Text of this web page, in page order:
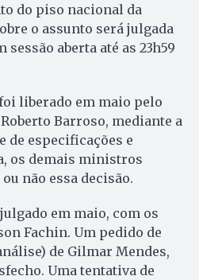
do piso nacional da
o assunto será julgada
aberta até as 23h59
liberado em maio pelo
Barroso, mediante a
de especificações e
os demais ministros
não essa decisão.
em maio, com os
Fachin. Um pedido de
de Gilmar Mendes,
Uma tentativa de